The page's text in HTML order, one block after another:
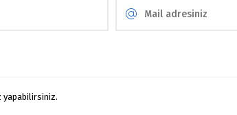
yapabilirsiniz.